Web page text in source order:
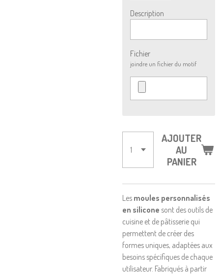
Description
Fichier
joindre un fichier du motif
AJOUTER
AU
PANIER
Les moules personnalisés
en silicone sont des outils de
cuisine et de pâtisserie qui
permettent de créer des
formes uniques, adaptées aux
besoins spécifiques de chaque
utilisateur. Fabriqués à partir